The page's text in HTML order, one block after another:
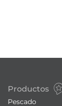
Productos
Pescado